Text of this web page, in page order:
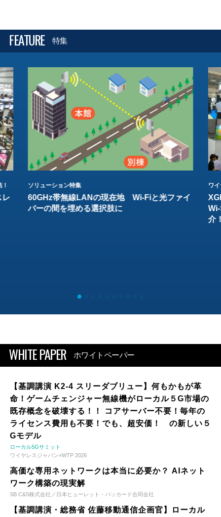
FEATURE 特集
レ
ソリューション特集
60GHz帯無線LANの現在地 Wi-Fiと光ファイ
バーの間を埋める選択肢に
ワ
介
WHITE PAPER ホワイトペーパー
【基調講演 K2-4 スリーダブリュー】何もかもが革
命！ゲームチェンジャー無線機がローカル５G市場の
既存概念を破壊する！！ コアサーバー不要！毎年の
ライセンス費用も不要！でも、超安価！ の新しい５
Gモデル
ローカル5Gサミット
ワイヤレスジャパン×WTP 2026
高価な専用ネットワークは本当に必要か？ AIネット
ワーク構築の現実解
SB C&S株式会社／日本ヒューレット・パッカード合同会社
【基調講演・総務省 佐藤移動通信企画官】ローカル